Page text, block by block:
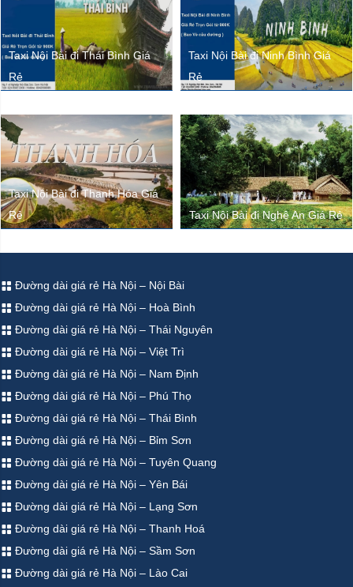
Taxi Nội Bài đi Thái Bình Giá
Rẻ
Taxi Nội Bài đi Ninh Bình Giá
Rẻ
Taxi Nội Bài đi Thanh Hóa Giá
Rẻ
Taxi Nội Bài đi Nghệ An Giá Rẻ
Đường dài giá rẻ Hà Nội – Nội Bài
Đường dài giá rẻ Hà Nội – Hoà Bình
Đường dài giá rẻ Hà Nội – Thái Nguyên
Đường dài giá rẻ Hà Nội – Việt Trì
Đường dài giá rẻ Hà Nội – Nam Định
Đường dài giá rẻ Hà Nội – Phú Thọ
Đường dài giá rẻ Hà Nội – Thái Bình
Đường dài giá rẻ Hà Nội – Bỉm Sơn
Đường dài giá rẻ Hà Nội – Tuyên Quang
Đường dài giá rẻ Hà Nội – Yên Bái
Đường dài giá rẻ Hà Nội – Lạng Sơn
Đường dài giá rẻ Hà Nội – Thanh Hoá
Đường dài giá rẻ Hà Nội – Sầm Sơn
Đường dài giá rẻ Hà Nội – Lào Cai